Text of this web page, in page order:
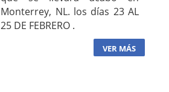
Monterrey, NL. los días 23 AL
25 DE FEBRERO .
VER MÁS